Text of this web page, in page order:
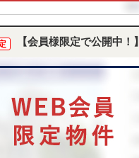
【会員様限定で公開中！】